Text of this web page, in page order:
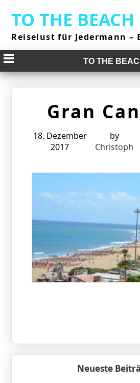
content
TO THE BEACH
Reiselust für Jedermann –
TO THE
Gran
18. Dezember
2017
by
Christoph
Neueste